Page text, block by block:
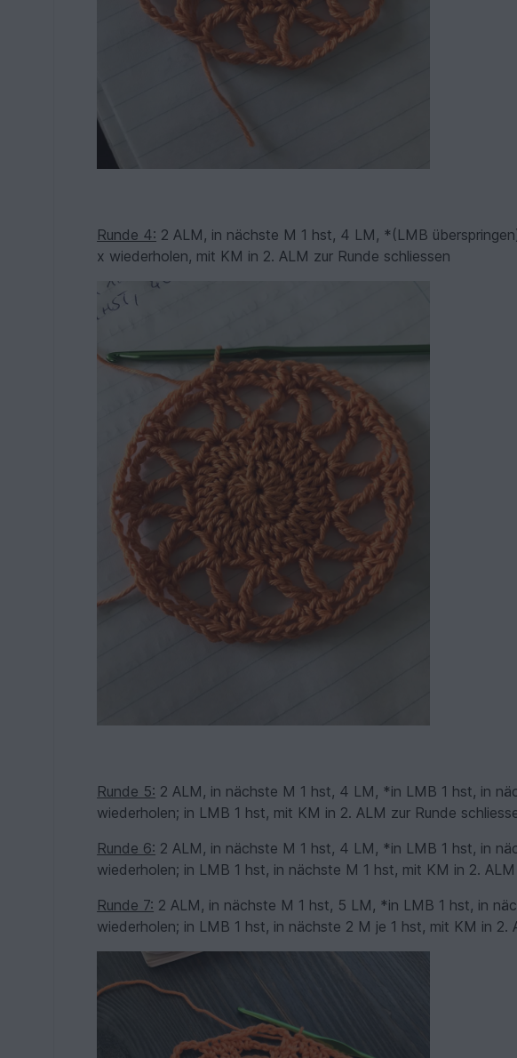
Runde 4: 2 ALM, in nächste M 1 hst, 4 LM, *(LMB
x wiederholen, mit KM in 2. ALM zur Runde schliessen
Runde 5: 2 ALM, in nächste M 1 hst, 4 LM, *in LMB 1 hst, in
wiederholen; in LMB 1 hst, mit KM in 2. ALM zur Runde
Runde 6: 2 ALM, in nächste M 1 hst, 4 LM, *in LMB 1 hst, in
wiederholen; in LMB 1 hst, in nächste M 1 hst, mit KM in 2.
Runde 7: 2 ALM, in nächste M 1 hst, 5 LM, *in LMB 1 hst, in
wiederholen; in LMB 1 hst, in nächste 2 M je 1 hst, mit KM in 2.